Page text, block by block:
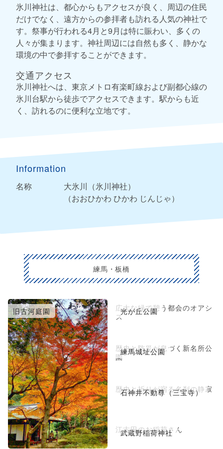
氷川神社は、都心からもアクセスが良く、周辺の住民
だけでなく、遠方からの参拝者も訪れる人気の神社で
す。祭事が行われる4月と9月は特に賑わい、多くの
人々が集まります。神社周辺には自然も多く、静かな
環境の中で参拝することができます。
交通アクセス
氷川神社へは、東京メトロ有楽町線および副都心線の
氷川台駅から徒歩でアクセスできます。駅からも近
く、訪れるのに便利な立地です。
Information
名称
大氷川（氷川神社）
（おおひかわ ひかわ じんじゃ）
練馬・板橋
旧古河庭園 光が丘公園
広大な緑で憩う都会のオアシ
ス
練馬城址公園
歴史と防災が息づく新名所公
園
石神井不動尊（三宝寺）
歴史と祈りが宿る名刹の静寂
武蔵野稲荷神社
江古田のお稲荷さん